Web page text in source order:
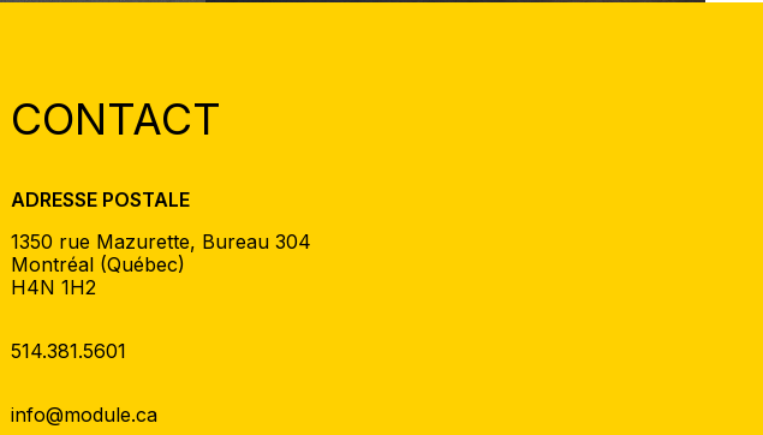
CONTACT
ADRESSE POSTALE
1350 rue Mazurette, Bureau 304
Montréal (Québec)
H4N 1H2
514.381.5601
info@module.ca